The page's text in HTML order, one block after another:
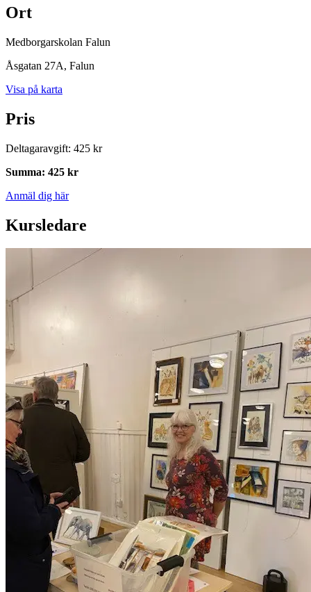
Ort
Medborgarskolan Falun
Åsgatan 27A, Falun
Visa på karta
Pris
Deltagaravgift: 425 kr
Summa: 425 kr
Anmäl dig här
Kursledare